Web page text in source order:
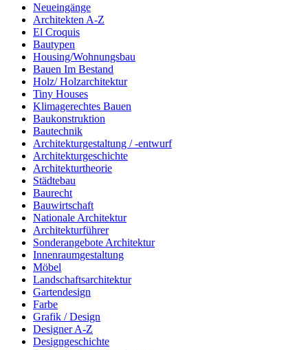
Neueingänge
Architekten A-Z
El Croquis
Bautypen
Housing/Wohnungsbau
Bauen Im Bestand
Holz/ Holzarchitektur
Tiny Houses
Klimagerechtes Bauen
Baukonstruktion
Bautechnik
Architekturgestaltung / -entwurf
Architekturgeschichte
Architekturtheorie
Städtebau
Baurecht
Bauwirtschaft
Nationale Architektur
Architekturführer
Sonderangebote Architektur
Innenraumgestaltung
Möbel
Landschaftsarchitektur
Gartendesign
Farbe
Grafik / Design
Designer A-Z
Designgeschichte